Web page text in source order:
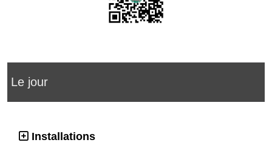
Le jour
Installations